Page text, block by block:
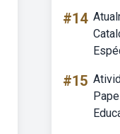
#14
#15